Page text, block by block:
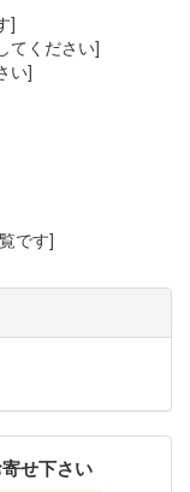
]
てください]
い]
です]
せ下さい